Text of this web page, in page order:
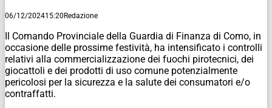
06/12/202415:20Redazione
Il Comando Provinciale della Guardia di Finanza di Como, in
occasione delle prossime festività, ha intensificato i controlli
relativi alla commercializzazione dei fuochi pirotecnici, dei
giocattoli e dei prodotti di uso comune potenzialmente
pericolosi per la sicurezza e la salute dei consumatori e/o
contraffatti.